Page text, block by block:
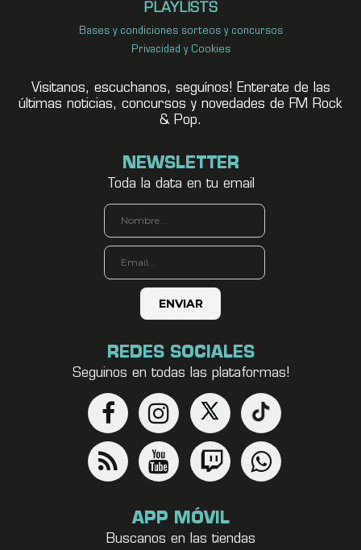
PLAYLISTS
Bases y condiciones sorteos y concursos
Privacidad y Cookies
Visitanos, escuchanos, seguínos! Enterate de las
últimas noticias, concursos y novedades de FM Rock
& Pop.
NEWSLETTER
Toda la data en tu email
REDES SOCIALES
Seguinos en todas las plataformas!
APP MÓVIL
Buscanos en las tiendas